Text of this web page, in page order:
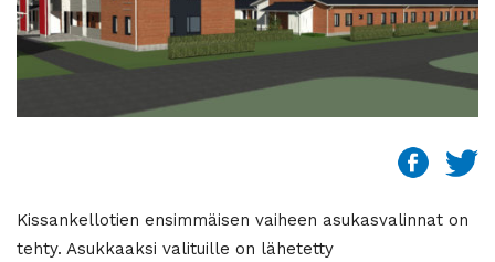
Kissankellotien ensimmäisen vaiheen asukasvalinnat on
tehty. Asukkaaksi valituille on lähetetty